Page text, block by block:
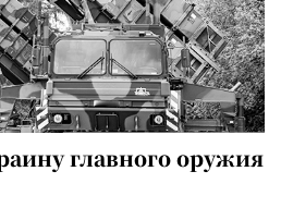
главного оружия